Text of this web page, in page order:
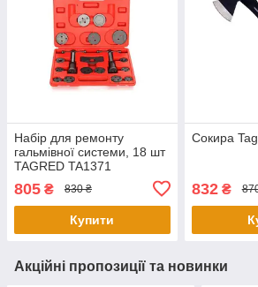
Набір для ремонту
гальмівної системи, 18 шт
TAGRED TA1371
805 ₴ 830 ₴
Купити
Сокира
832₴
Акційні пропозиції та новинки